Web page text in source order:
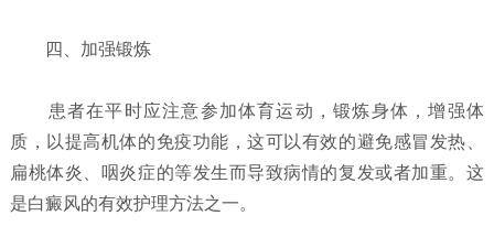
四、加强锻炼
患者在平时应注意参加体育运动，锻炼身体，增强体
质，以提高机体的免疫功能，这可以有效的避免感冒发热、
扁桃体炎、咽炎症的等发生而导致病情的复发或者加重。这
是白癜风的有效护理方法之一。